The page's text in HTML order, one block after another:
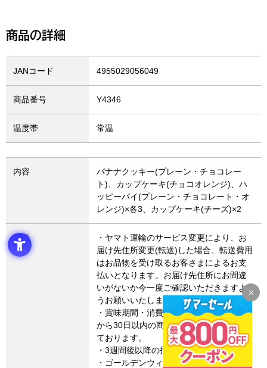
商品の詳細
JANコード 4955029056049
商品番号 Y4346
温度帯 常温
内容
バナナクッキー(プレーン・チョコレー
ト)、カップケーキ(チョコオレンジ)、ハ
ッピーパイ(プレーン・チョコレート・オ
レンジ)×各3、カップケーキ(チーズ)×2
備考
・ヤマト運輸のサービス変更により、お
届け先住所変更(転送)した場合、転送費用
はお品物を受け取るお客さまによるお支
払いとなります。お届け先住所にお間違
いがないか今一度ご確認いただきますよ
うお願いいたします。
・賞味期間・消費期限は、製造・加工日
から30日以内の商品についてのみ記載し
ております。
・3週間後以降の指定日にお届けします。
・ゴールデンウィーク・お盆期間(8月15